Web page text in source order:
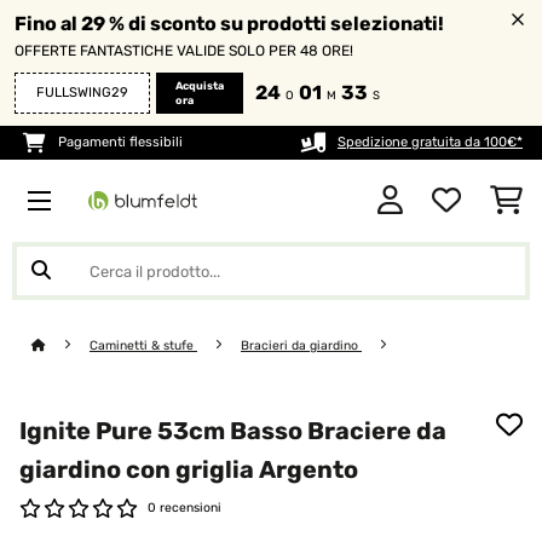
Fino al 29 % di sconto su prodotti selezionati!
OFFERTE FANTASTICHE VALIDE SOLO PER 48 ORE!
FULLSWING29
Acquista
ora
24 O 01 M 33 S
Pagamenti flessibili Spedizione gratuita da 100€*
Caminetti & stufe Bracieri da giardino
Ignite Pure 53cm Basso Braciere da
giardino con griglia Argento
0 recensioni